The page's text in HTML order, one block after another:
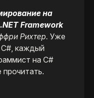
на
Framework
Рихтер. Уже
C#, каждый
на C#